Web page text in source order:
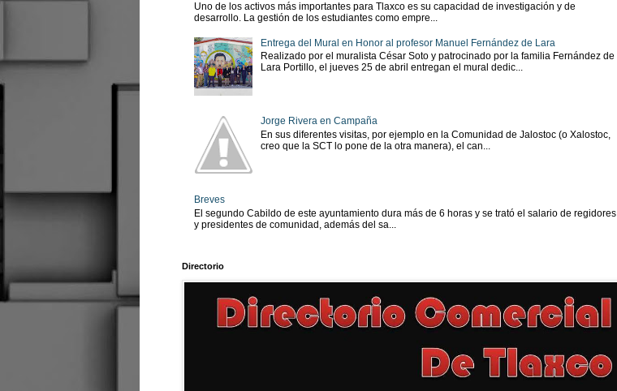
Uno de los activos más importantes para Tlaxco es su capacidad de investigación y de
desarrollo. La gestión de los estudiantes como empre...
Entrega del Mural en Honor al profesor Manuel Fernández de Lara
Realizado por el muralista César Soto y patrocinado por la familia Fernández de
Lara Portillo, el jueves 25 de abril entregan el mural dedic...
Jorge Rivera en Campaña
En sus diferentes visitas, por ejemplo en la Comunidad de Jalostoc (o Xalostoc,
creo que la SCT lo pone de la otra manera), el can...
Breves
El segundo Cabildo de este ayuntamiento dura más de 6 horas y se trató el salario de regidores
y presidentes de comunidad, además del sa...
Directorio